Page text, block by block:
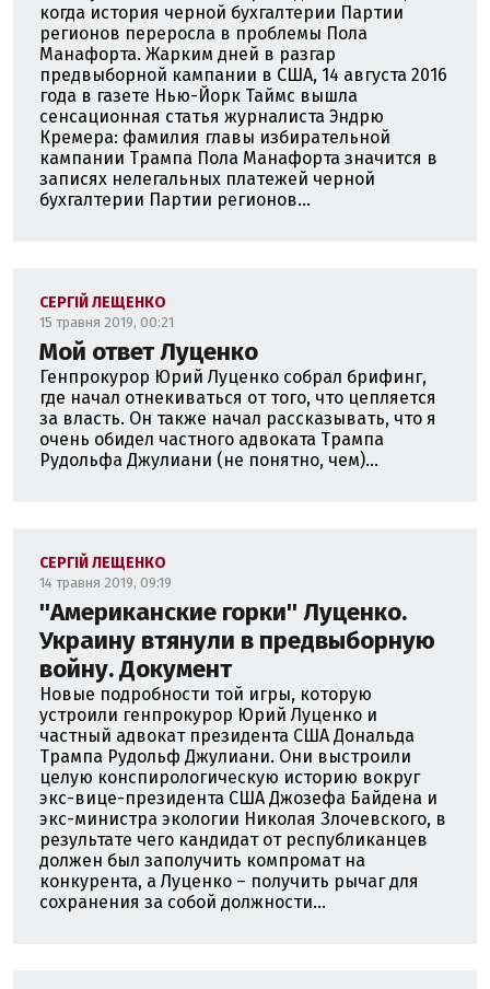
когда история черной бухгалтерии Партии
регионов переросла в проблемы Пола
Манафорта. Жарким дней в разгар
предвыборной кампании в США, 14 августа 2016
года в газете Нью-Йорк Таймс вышла
сенсационная статья журналиста Эндрю
Кремера: фамилия главы избирательной
кампании Трампа Пола Манафорта значится в
записях нелегальных платежей черной
бухгалтерии Партии регионов...
СЕРГІЙ ЛЕЩЕНКО
15 травня 2019, 00:21
Мой ответ Луценко
Генпрокурор Юрий Луценко собрал брифинг,
где начал отнекиваться от того, что цепляется
за власть. Он также начал рассказывать, что я
очень обидел частного адвоката Трампа
Рудольфа Джулиани (не понятно, чем)...
СЕРГІЙ ЛЕЩЕНКО
14 травня 2019, 09:19
''Американские горки'' Луценко.
Украину втянули в предвыборную
войну. Документ
Новые подробности той игры, которую
устроили генпрокурор Юрий Луценко и
частный адвокат президента США Дональда
Трампа Рудольф Джулиани. Они выстроили
целую конспирологическую историю вокруг
экс-вице-президента США Джозефа Байдена и
экс-министра экологии Николая Злочевского, в
результате чего кандидат от республиканцев
должен был заполучить компромат на
конкурента, а Луценко – получить рычаг для
сохранения за собой должности...